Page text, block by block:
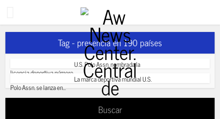
Tag - presencia en 190 países
U.S. Polo Assn. nombrada la
licencia deportiva número...
La marca deportiva mundial U.S.
Polo Assn. se lanza en...
Buscar